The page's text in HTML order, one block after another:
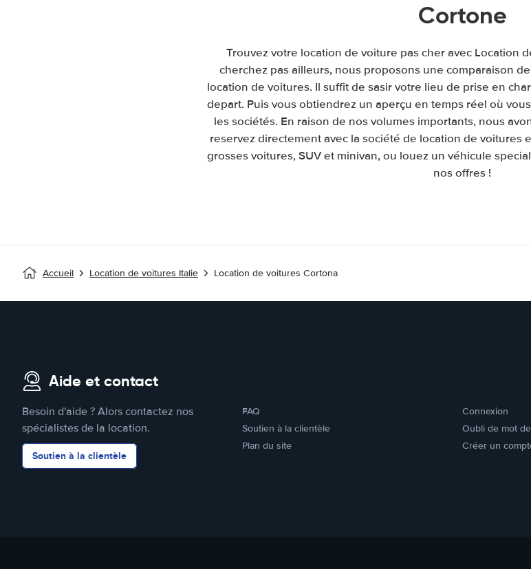
Cortone
Trouvez votre location de voiture pas cher avec Location
cherchez pas ailleurs, nous proposons une comparaison
location de voitures. Il suffit de sasir votre lieu de prise en
depart. Puis vous obtiendrez un aperçu en temps réel où
les sociétés. En raison de nos volumes importants, nous
reservez directement avec la société de location de voitures
grosses voitures, SUV et minivan, ou louez un véhicule
nos offres !
Accueil Location de voitures Italie Location de voitures Cortona
Aide et contact
Besoin d'aide ? Alors contactez nos
spécialistes de la location.
Soutien à la clientèle
FAQ
Soutien à la clientèle
Plan du site
Connexion
Oubli de mot
Créer un